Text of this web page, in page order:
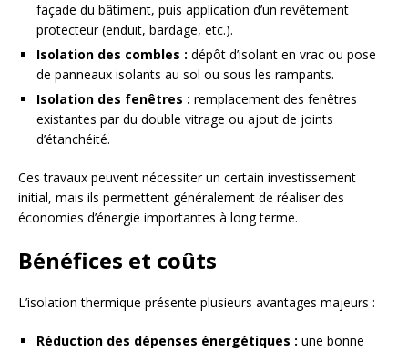
façade du bâtiment, puis application d’un revêtement
protecteur (enduit, bardage, etc.).
Isolation des combles : dépôt d’isolant en vrac ou pose
de panneaux isolants au sol ou sous les rampants.
Isolation des fenêtres : remplacement des fenêtres
existantes par du double vitrage ou ajout de joints
d’étanchéité.
Ces travaux peuvent nécessiter un certain investissement
initial, mais ils permettent généralement de réaliser des
économies d’énergie importantes à long terme.
Bénéfices et coûts
L’isolation thermique présente plusieurs avantages majeurs :
Réduction des dépenses énergétiques : une bonne